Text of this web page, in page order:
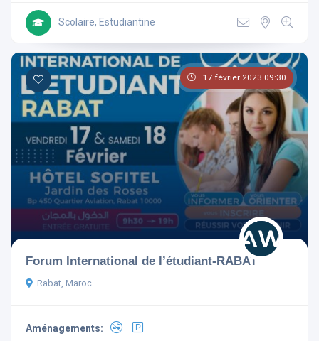
Scolaire, Estudiantine
17 février 2023 09:30
Forum International de l’étudiant-RABAT
Rabat, Maroc
Aménagements: